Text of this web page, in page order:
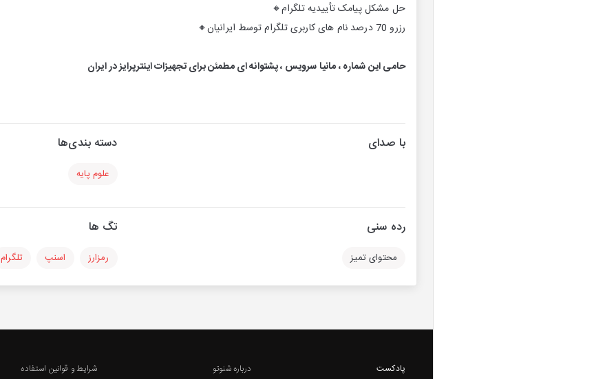
حل مشکل پیامک تأییدیه تلگرام🔸
رزرو 70 درصد نام های کاربری تلگرام توسط ایرانیان
🔸
حامی این شماره ، مانیا سرویس ، پشتوانه ای مطمئن برای تجهیزات اینترپرایز در ایران
با صدای دسته بندی‌ها
علوم پایه
رده سنی
محتوای تمیز
تگ ها
رمزارز اسنپ تلگرام
پادکست درباره شنوتو شرایط و قوانین استفاده